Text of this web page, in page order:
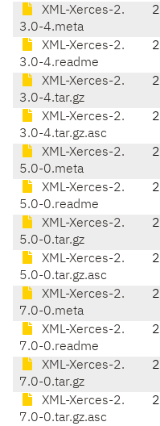
XML-Xerces-2.
3.0-4.meta
XML-Xerces-2.
3.0-4.readme
XML-Xerces-2.
3.0-4.tar.gz
XML-Xerces-2.
3.0-4.tar.gz.asc
XML-Xerces-2.
5.0-0.meta
XML-Xerces-2.
5.0-0.readme
XML-Xerces-2.
5.0-0.tar.gz
XML-Xerces-2.
5.0-0.tar.gz.asc
XML-Xerces-2.
7.0-0.meta
XML-Xerces-2.
7.0-0.readme
XML-Xerces-2.
7.0-0.tar.gz
XML-Xerces-2.
7.0-0.tar.gz.asc